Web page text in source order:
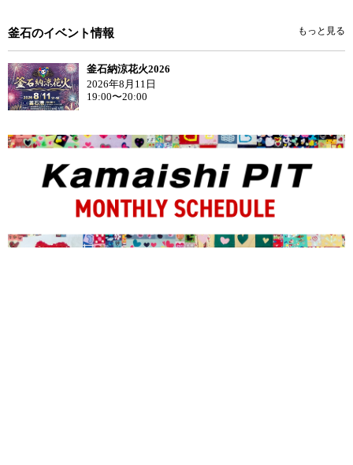
釜石のイベント情報 もっと見る
釜石納涼花火2026
2026年8月11日
19:00〜20:00